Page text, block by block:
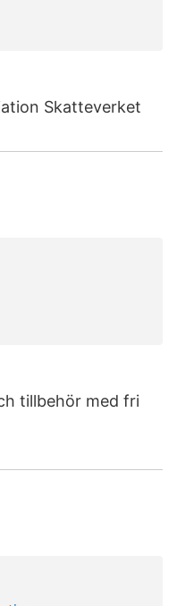
Skatteverket
tillbehör med fri